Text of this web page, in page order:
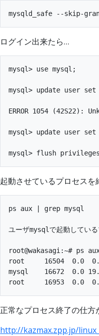
ログイン出来たら…
mysql> use mysql;
mysql> update user set
ERROR 1054
mysql> update user
起動させているプロセスを
ps aux | grep mysql
ユーザmysqlで起動してい
root@wakasagi:~# ps
root     16504  0.0
mysql    16672  0.0
正常なプロセス終了の仕方
http://kazmax.zpp.jp/